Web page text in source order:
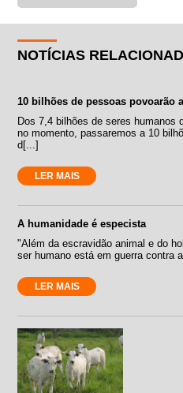
NOTÍCIAS
10 bilhões de pessoas povoarão
Dos 7,4 bilhões de seres humanos
no momento, passaremos a 10
d[...]
LER MAIS
A humanidade é especista
"Além da escravidão animal e do
ser humano está em guerra contra
LER MAIS